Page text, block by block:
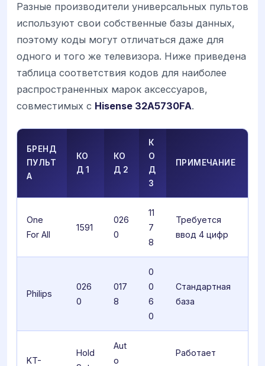
Разные производители универсальных пультов
используют свои собственные базы данных,
поэтому коды могут отличаться даже для
одного и того же телевизора. Ниже приведена
таблица соответствия кодов для наиболее
распространенных марок аксессуаров,
совместимых с Hisense 32A5730FA.
БРЕНД
ПУЛЬТ
А
КО
Д 1
КО
Д 2
К
О
Д
3
ПРИМЕЧАНИЕ
One
For All
1591
026
0
11
7
8
Требуется
ввод 4 цифр
Philips
026
0
017
8
0
0
6
0
Стандартная
база
KT-
Hold
Aut
o
Работает